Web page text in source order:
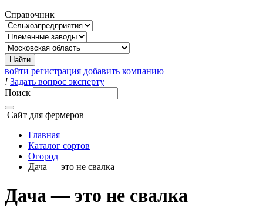
Справочник
войти регистрация добавить компанию
! Задать вопрос эксперту
Поиск
Сайт для фермеров
Главная
Каталог сортов
Огород
Дача — это не свалка
Дача — это не свалка